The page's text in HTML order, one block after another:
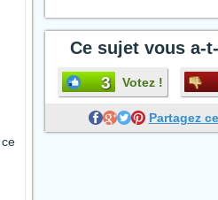
Ce sujet vous a-
3 Votez !
Partagez